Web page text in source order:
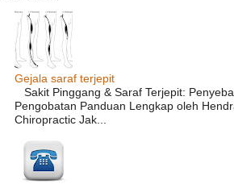
Gejala saraf terjepit
Sakit Pinggang & Saraf Terjepit:
Pengobatan Panduan Lengkap oleh
Chiropractic Jak...